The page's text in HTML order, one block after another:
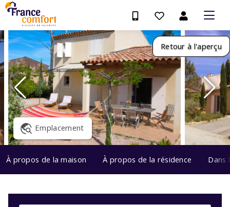
Retour à l'aperçu
Emplacement
À propos de la maison À propos de la résidence Dans